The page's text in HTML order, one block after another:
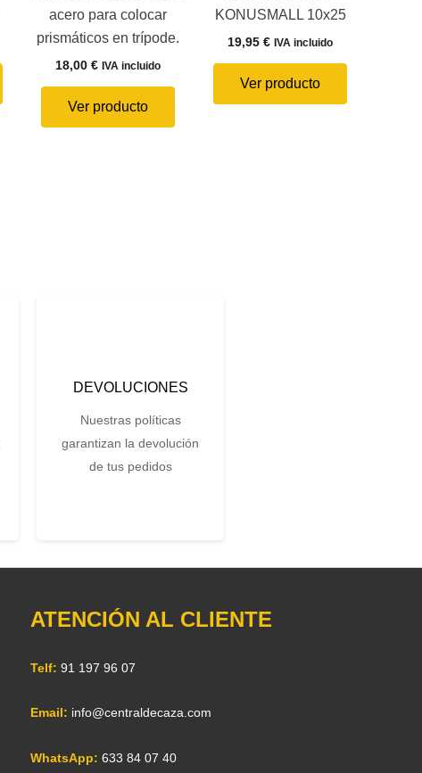
acero para colocar
prismáticos en trípode.
18,00€ IVA incluido
Ver producto
KONUSMALL 10x25
19,95€ IVA incluido
Ver producto
DEVOLUCIONES
Nuestras políticas
garantizan la devolución
de tus pedidos
ATENCIÓN AL CLIENTE
Telf: 91 197 96 07
Email: info@centraldecaza.com
WhatsApp: 633 84 07 40